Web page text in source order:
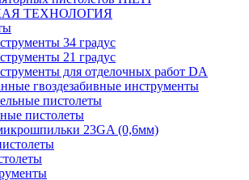
ТЕХНОЛОГИЯ
34 градус
21 градус
для отделочных работ DA
гвоздезабивные инструменты
пистолеты
пистолеты
23GA (0,6мм)